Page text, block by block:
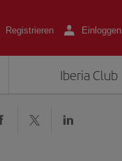
Registrieren Einloggen
Iberia Club